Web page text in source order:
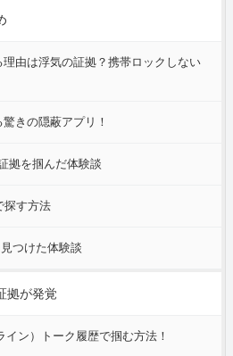
由は浮気の証拠？携帯ロックしない
きの隠蔽アプリ！
拠を掴んだ体験談
探す方法
つけた体験談
拠が発覚
ン）トーク履歴で掴む方法！